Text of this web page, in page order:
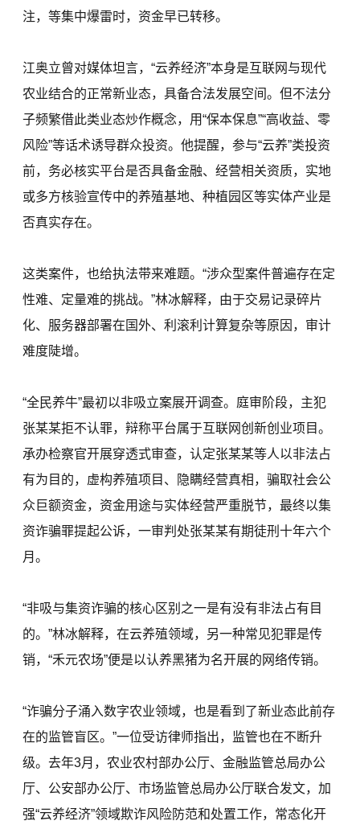
注，等集中爆雷时，资金早已转移。
江奥立曾对媒体坦言，“云养经济”本身是互联网与现代
农业结合的正常新业态，具备合法发展空间。但不法分
子频繁借此类业态炒作概念，用“保本保息”“高收益、零
风险”等话术诱导群众投资。他提醒，参与“云养”类投资
前，务必核实平台是否具备金融、经营相关资质，实地
或多方核验宣传中的养殖基地、种植园区等实体产业是
否真实存在。
这类案件，也给执法带来难题。“涉众型案件普遍存在定
性难、定量难的挑战。”林冰解释，由于交易记录碎片
化、服务器部署在国外、利滚利计算复杂等原因，审计
难度陡增。
“全民养牛”最初以非吸立案展开调查。庭审阶段，主犯
张某某拒不认罪，辩称平台属于互联网创新创业项目。
承办检察官开展穿透式审查，认定张某某等人以非法占
有为目的，虚构养殖项目、隐瞒经营真相，骗取社会公
众巨额资金，资金用途与实体经营严重脱节，最终以集
资诈骗罪提起公诉，一审判处张某某有期徒刑十年六个
月。
“非吸与集资诈骗的核心区别之一是有没有非法占有目
的。”林冰解释，在云养殖领域，另一种常见犯罪是传
销，“禾元农场”便是以认养黑猪为名开展的网络传销。
“诈骗分子涌入数字农业领域，也是看到了新业态此前存
在的监管盲区。”一位受访律师指出，监管也在不断升
级。去年3月，农业农村部办公厅、金融监管总局办公
厅、公安部办公厅、市场监管总局办公厅联合发文，加
强“云养经济”领域欺诈风险防范和处置工作，常态化开